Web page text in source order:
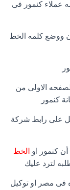
عملاء كنمور فى
ووضع كلمه الخط
الاولى من
كنمور
على رابط شركة
كنمور او الخط
لترد عليك
فى مصر او توكيل